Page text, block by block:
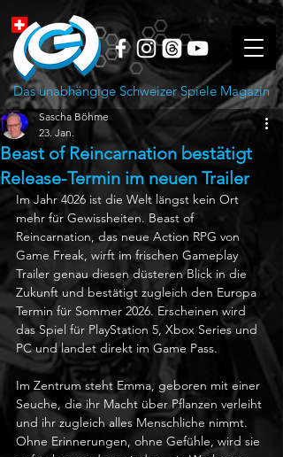
Das unabhängige Schweizer Spiele Magazin
Beast of Reincarnation bestätigt
Release-Termin im neuen Trailer
Sascha Böhme
23. Jan.
Im Jahr 4026 ist die Welt längst kein Ort
mehr für Gewissheiten. Beast of
Reincarnation, das neue Action RPG von
Game Freak, wirft im frischen Gameplay
Trailer genau diesen düsteren Blick in die
Zukunft und bestätigt zugleich den Europa
Termin für Sommer 2026. Erscheinen wird
das Spiel für PlayStation 5, Xbox Series und
PC und landet direkt im Game Pass.
Im Zentrum steht Emma, geboren mit einer
Seuche, die ihr Macht über Pflanzen verleiht
und ihr zugleich alles Menschliche nimmt.
Ohne Erinnerungen, ohne Gefühle, wird sie